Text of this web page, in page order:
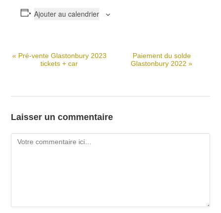
Ajouter au calendrier
N
i
a
t
è
« Pré-vente Glastonbury 2023
tickets + car
Paiement du solde
Glastonbury 2022»
Laisser un commentaire
Comment